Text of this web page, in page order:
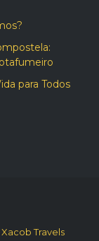
para Todos
Xacob Travels